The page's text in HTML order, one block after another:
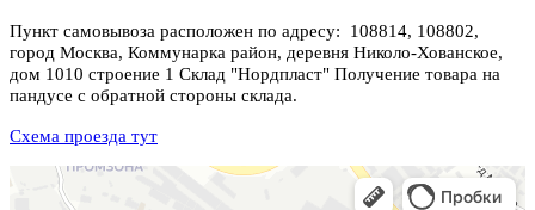
Пункт самовывоза расположен по адресу: 108814, 108802,
город Москва, Коммунарка район, деревня Николо-Хованское,
дом 1010 строение 1 Склад "Нордпласт" Получение товара на
пандусе с обратной стороны склада.
Схема проезда тут